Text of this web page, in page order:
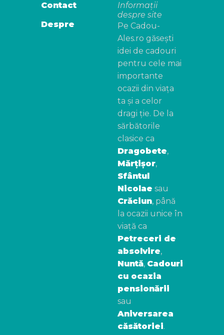
Contact
Despre
Informații
despre site
Pe Cadou-
Ales.ro găsești
idei de cadouri
pentru cele mai
importante
ocazii din viața
ta și a celor
dragi ție. De la
sărbătorile
clasice ca
Dragobete,
Mărțișor,
Sfântul
Nicolae sau
Crăciun, până
la ocazii unice în
viață ca
Petreceri de
absolvire,
Nuntă, Cadouri
cu ocazia
pensionării
sau
Aniversarea
căsătoriei.